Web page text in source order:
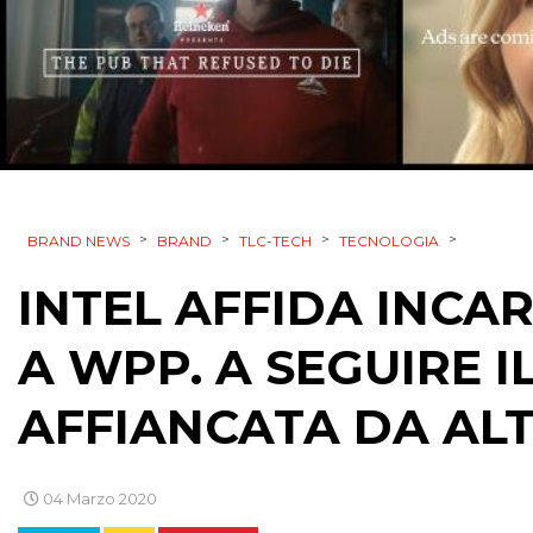
BRAND NEWS > BRAND > TLC-TECH > TECNOLOGIA >
INTEL AFFIDA
A WPP. A SEGUIRE
AFFIANCATA DA
04 Marzo 2020